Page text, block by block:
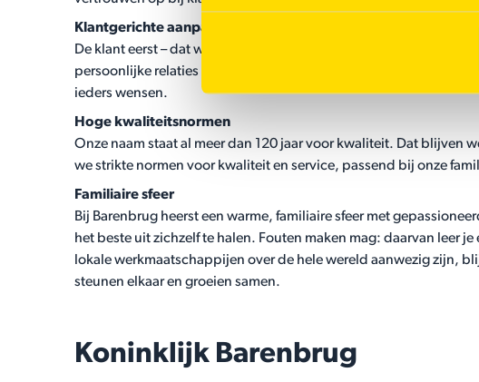
Klantgerichte aanpak
De klant eerst – dat was al Joseph Barenbrugs missie toen hij in
persoonlijke relaties en klanttevredenheid. We bieden service
ieders wensen.
Hoge kwaliteitsnormen
Onze naam staat al meer dan 120 jaar voor kwaliteit. Dat blijven
we strikte normen voor kwaliteit en service, passend bij onze
Familiaire sfeer
Bij Barenbrug heerst een warme, familiaire sfeer met
het beste uit zichzelf te halen. Fouten maken mag: daarvan leer
lokale werkmaatschappijen over de hele wereld aanwezig zijn,
steunen elkaar en groeien samen.
Koninklijk Barenbrug